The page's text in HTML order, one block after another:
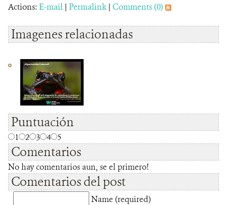
Actions: E-mail | Permalink | Comments (0)
Imagenes relacionadas
Puntuación
1 2 3 4 5
Comentarios
No hay comentarios aun, se el primero!
Comentarios del post
Name (required)